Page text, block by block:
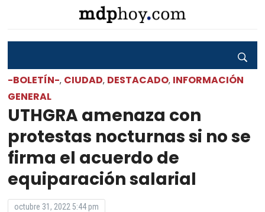
-BOLETÍN-, CIUDAD, DESTACADO, INFORMACIÓN
GENERAL
UTHGRA amenaza con
protestas nocturnas si no se
firma el acuerdo de
equiparación salarial
octubre 31, 2022 5:44 pm